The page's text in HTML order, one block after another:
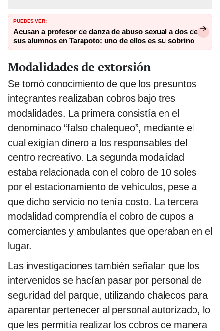
PUEDES VER:
Acusan a profesor de danza de abuso sexual a dos de
sus alumnos en Tarapoto: uno de ellos es su sobrino
Modalidades de extorsión
Se tomó conocimiento de que los presuntos
integrantes realizaban cobros bajo tres
modalidades. La primera consistía en el
denominado “falso chalequeo”, mediante el
cual exigían dinero a los responsables del
centro recreativo. La segunda modalidad
estaba relacionada con el cobro de 10 soles
por el estacionamiento de vehículos, pese a
que dicho servicio no tenía costo. La tercera
modalidad comprendía el cobro de cupos a
comerciantes y ambulantes que operaban en el
lugar.
Las investigaciones también señalan que los
intervenidos se hacían pasar por personal de
seguridad del parque, utilizando chalecos para
aparentar pertenecer al personal autorizado, lo
que les permitía realizar los cobros de manera